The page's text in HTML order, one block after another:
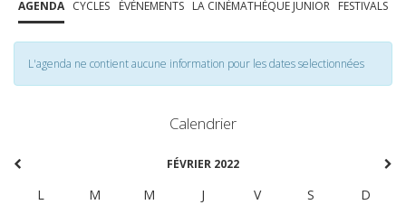
AGENDA CYCLES ÉVÉNEMENTS LA CINÉMATHÈQUE JUNIOR FESTIVALS
L'agenda ne contient aucune information pour les dates selectionnées
Calendrier
FÉVRIER 2022
L M M J V S
D